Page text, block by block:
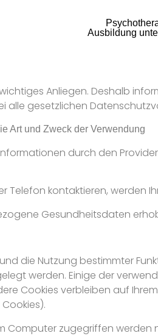
Ausbildung
Anliegen. Deshalb
alle gesetzlichen
Art und Zweck der Verwendung
durch den
Telefon kontaktieren,
Gesundheitsdaten
die Nutzung bestimmter
werden. Einige der
Cookies verbleiben auf
Computer zugegriffen werden